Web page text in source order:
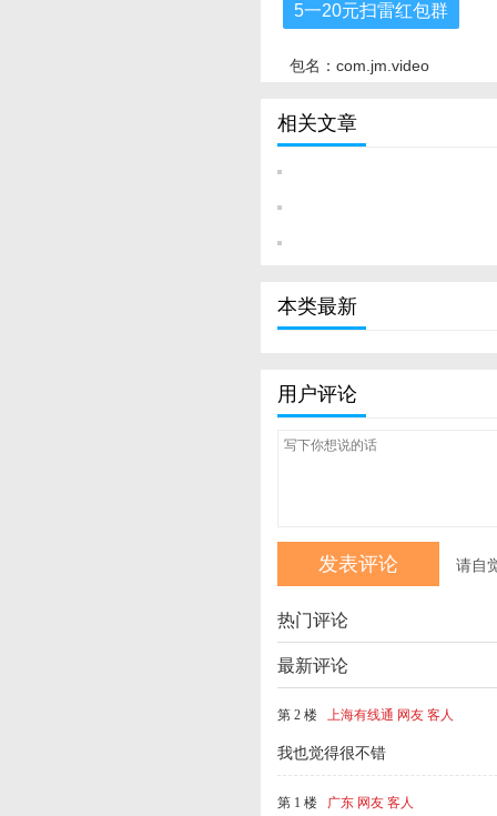
5一20元扫雷红包群
包名：com.jm.video
相关文章
本类最新
用户评论
请自
热门评论
最新评论
第 2 楼 上海有线通 网友 客人
我也觉得很不错
第 1 楼 广东 网友 客人